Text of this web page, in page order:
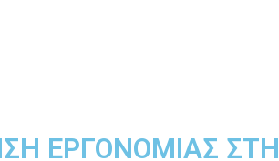
ΕΡΓΟΝΟΜΙΑΣ ΣΤΗ